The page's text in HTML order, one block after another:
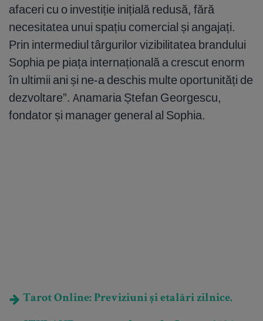
afaceri cu o investiție inițială redusă, fără
necesitatea unui spațiu comercial și angajați.
Prin intermediul târgurilor vizibilitatea brandului
Sophia pe piața internațională a crescut enorm
în ultimii ani și ne-a deschis multe oportunități de
dezvoltare”. Anamaria Ștefan Georgescu,
fondator și manager general al Sophia.
Tarot Online: Previziuni și etalări zilnice.